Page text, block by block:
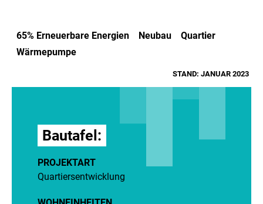
65% Erneuerbare Energien Neubau
Quartier
Wärmepumpe
STAND: JANUAR 2023
Bautafel:
PROJEKTART
Quartiersentwicklung